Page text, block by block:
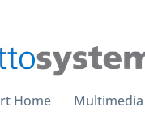
Home Multimedia